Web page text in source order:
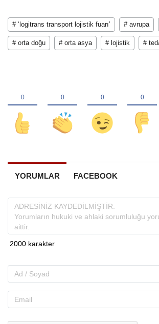
# ‘logitrans transport lojistik fuarı’ # avrupa
# orta doğu # orta asya # lojistik #
YORUMLAR FACEBOOK